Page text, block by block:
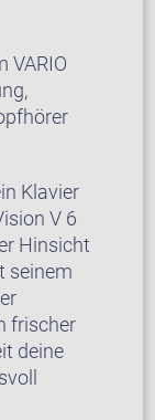
VARIO
Klavier
V 6
Hinsicht
seinem
frischer
deine